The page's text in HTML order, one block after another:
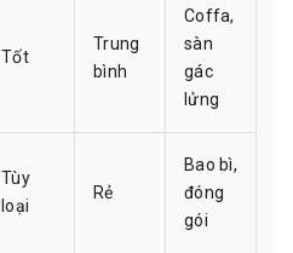
Tốt
Trung
bình
Coffa,
sàn
gác
lửng
Tùy
loại
Rẻ
Bao bì,
đóng
gói